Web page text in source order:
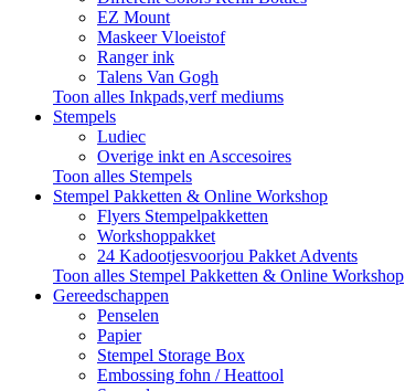
EZ Mount
Maskeer Vloeistof
Ranger ink
Talens Van Gogh
Toon alles Inkpads,verf mediums
Stempels
Ludiec
Overige inkt en Asccesoires
Toon alles Stempels
Stempel Pakketten & Online Workshop
Flyers Stempelpakketten
Workshoppakket
24 Kadootjesvoorjou Pakket Advents
Toon alles Stempel Pakketten & Online Workshop
Gereedschappen
Penselen
Papier
Stempel Storage Box
Embossing fohn / Heattool